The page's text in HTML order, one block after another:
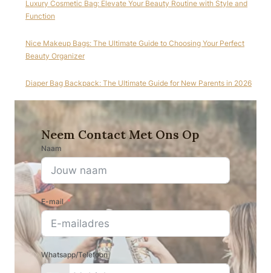
Luxury Cosmetic Bag: Elevate Your Beauty Routine with Style and
Function
Nice Makeup Bags: The Ultimate Guide to Choosing Your Perfect
Beauty Organizer
Diaper Bag Backpack: The Ultimate Guide for New Parents in 2026
Neem Contact Met Ons Op
Naam
E-mail
Whatsapp/Telefoon